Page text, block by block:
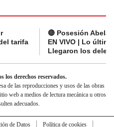
tarifa
🔴 Posesión
EN VIVO | Lo
Llegaron los
derechos reservados.
de las reproducciones y usos de las obras
web a medios de lectura mecánica u otros
adecuados.
de Datos
Política de cookies